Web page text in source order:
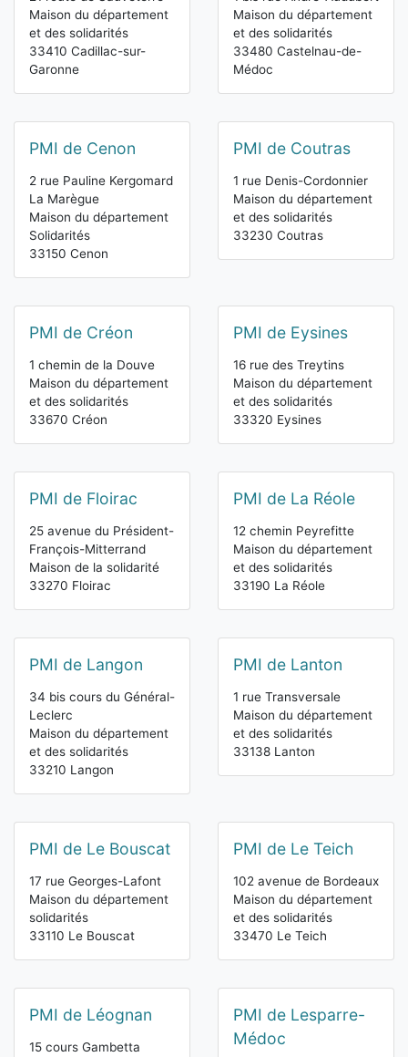
Maison du département
et des solidarités
33410 Cadillac-sur-
Garonne
Maison du département
et des solidarités
33480 Castelnau-de-
Médoc
PMI de Cenon
2 rue Pauline Kergomard
La Marègue
Maison du département
Solidarités
33150 Cenon
PMI de Coutras
1 rue Denis-Cordonnier
Maison du département
et des solidarités
33230 Coutras
PMI de Créon
1 chemin de la Douve
Maison du département
et des solidarités
33670 Créon
PMI de Eysines
16 rue des Treytins
Maison du département
et des solidarités
33320 Eysines
PMI de Floirac
25 avenue du Président-
François-Mitterrand
Maison de la solidarité
33270 Floirac
PMI de La Réole
12 chemin Peyrefitte
Maison du département
et des solidarités
33190 La Réole
PMI de Langon
34 bis cours du Général-
Leclerc
Maison du département
et des solidarités
33210 Langon
PMI de Lanton
1 rue Transversale
Maison du département
et des solidarités
33138 Lanton
PMI de Le Bouscat
17 rue Georges-Lafont
Maison du département
solidarités
33110 Le Bouscat
PMI de Le Teich
102 avenue de Bordeaux
Maison du département
et des solidarités
33470 Le Teich
PMI de Léognan
15 cours Gambetta
PMI de Lesparre-
Médoc